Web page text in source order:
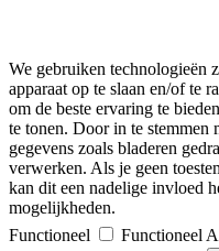
We gebruiken technologieën
apparaat op te slaan en/of te
om de beste ervaring te
te tonen. Door in te stemmen
gegevens zoals bladeren
verwerken. Als je geen
kan dit een nadelige invloed
mogelijkheden.
Functioneel
Functioneel